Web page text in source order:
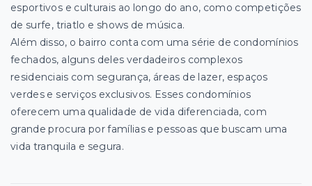
esportivos e culturais ao longo do ano, como competições
de surfe, triatlo e shows de música.
Além disso, o bairro conta com uma série de condomínios
fechados, alguns deles verdadeiros complexos
residenciais com segurança, áreas de lazer, espaços
verdes e serviços exclusivos. Esses condomínios
oferecem uma qualidade de vida diferenciada, com
grande procura por famílias e pessoas que buscam uma
vida tranquila e segura.